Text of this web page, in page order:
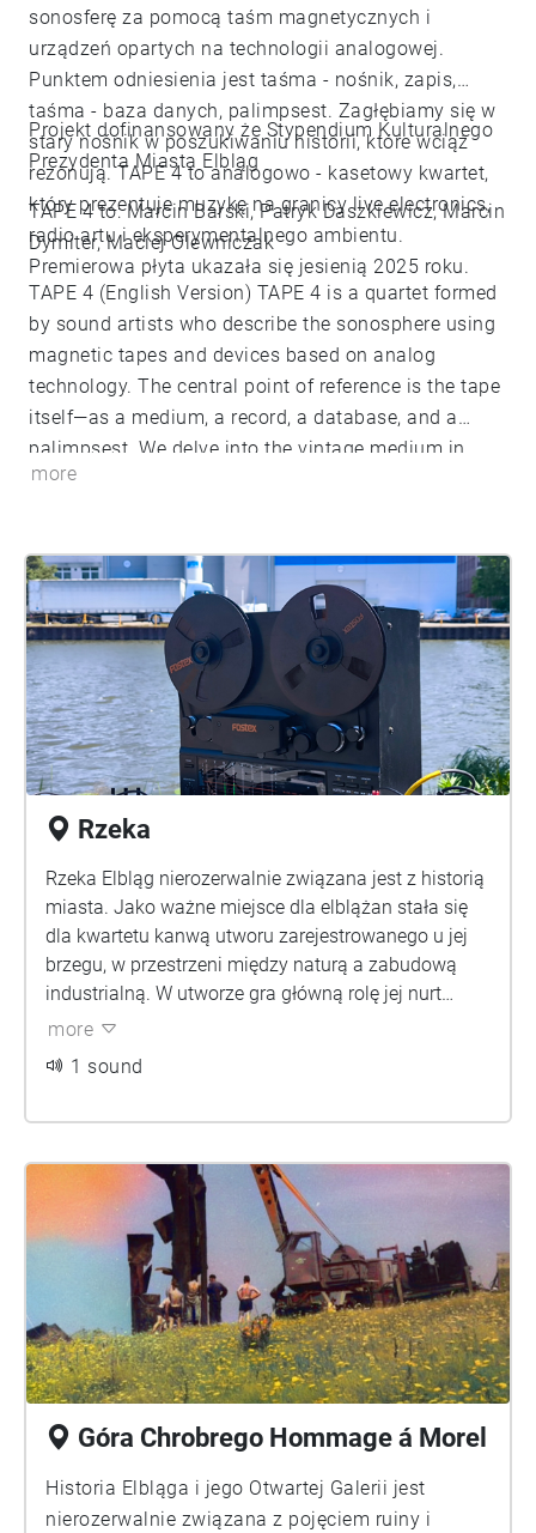
sonosferę za pomocą taśm magnetycznych i
urządzeń opartych na technologii analogowej.
Punktem odniesienia jest taśma - nośnik, zapis,
taśma - baza danych, palimpsest. Zagłębiamy się w
stary nośnik w poszukiwaniu historii, które wciąż
rezonują. TAPE 4 to analogowo - kasetowy kwartet,
który prezentuje muzykę na granicy live electronics,
radio artu i eksperymentalnego ambientu.
Premierowa płyta ukazała się jesienią 2025 roku.
Projekt dofinansowany że Stypendium Kulturalnego
Prezydenta Miasta Elbląg
TAPE 4 to: Marcin Barski, Patryk Daszkiewicz, Marcin
Dymiter, Maciej Olewniczak
TAPE 4 (English Version) ​TAPE 4 is a quartet formed
by sound artists who describe the sonosphere using
magnetic tapes and devices based on analog
technology. The central point of reference is the tape
itself—as a medium, a record, a database, and a
palimpsest. We delve into the vintage medium in
search of stories that still resonate today. TAPE 4 is
experimental ambient. Their debut album is set to be
released in the fall of 2025. ​TAPE 4 consists of:
Marcin Barski, Patryk Daszkiewicz, Marcin Dymiter,
Maciej Olewniczak
more
Rzeka
Rzeka Elbląg nierozerwalnie związana jest z historią
miasta. Jako ważne miejsce dla elblążan stała się
dla kwartetu kanwą utworu zarejestrowanego u jej
brzegu, w przestrzeni między naturą a zabudową
industrialną. W utworze gra główną rolę jej nurt
nagrany in situ przy użyciu technik analogowych
more
1 sound
Góra Chrobrego Hommage á Morel
Historia Elbląga i jego Otwartej Galerii jest
nierozerwalnie związana z pojęciem ruiny i